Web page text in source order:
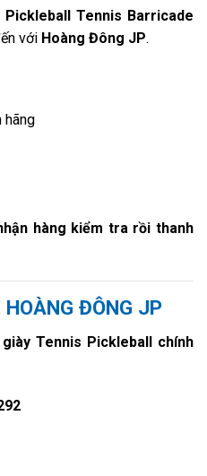
Pickleball Tennis Barricade
với Hoàng Đông JP.
hãng
hàng kiểm tra rồi thanh
ĐÔNG JP
Tennis Pickleball chính